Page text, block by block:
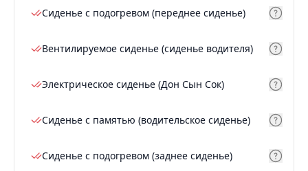
Сиденье с подогревом (переднее сиденье)
Вентилируемое сиденье (сиденье водителя)
Электрическое сиденье (Дон Сын Сок)
Сиденье с памятью (водительское сиденье)
Сиденье с подогревом (заднее сиденье)